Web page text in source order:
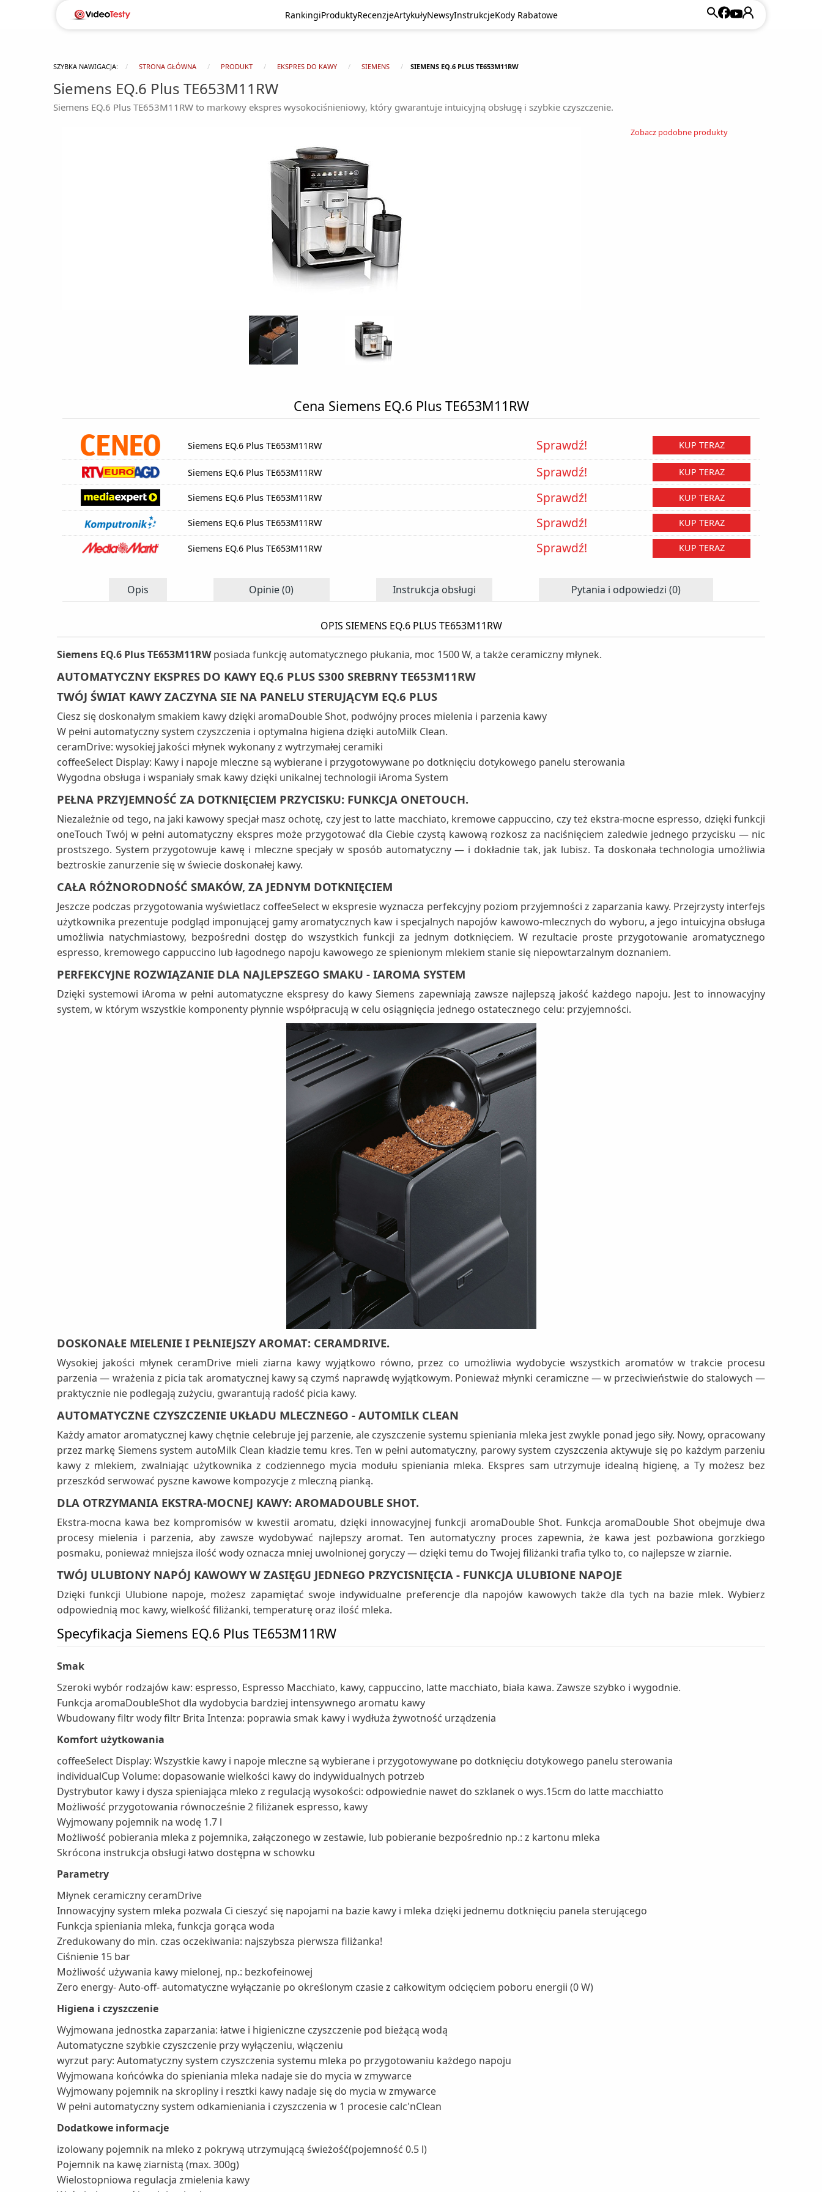
RankingiProduktyRecenzjeArtykułyNewsyInstrukcjeKody Rabatowe
SZYBKA NAWIGACJA: STRONA GŁÓWNA PRODUKT EKSPRES DO KAWY SIEMENS SIEMENS EQ.6 PLUS TE653M11RW
Siemens EQ.6 Plus TE653M11RW
Siemens EQ.6 Plus TE653M11RW to markowy ekspres wysokociśnieniowy, który gwarantuje intuicyjną obsługę i szybkie czyszczenie.
Zobacz podobne produkty
Cena Siemens EQ.6 Plus TE653M11RW
Siemens EQ.6 Plus TE653M11RW Sprawdź! KUP TERAZ
Siemens EQ.6 Plus TE653M11RW Sprawdź! KUP TERAZ
Siemens EQ.6 Plus TE653M11RW Sprawdź! KUP TERAZ
Siemens EQ.6 Plus TE653M11RW Sprawdź! KUP TERAZ
Siemens EQ.6 Plus TE653M11RW Sprawdź! KUP TERAZ
Opis Opinie (0) Instrukcja obsługi Pytania i odpowiedzi (0)
OPIS SIEMENS EQ.6 PLUS TE653M11RW
Siemens EQ.6 Plus TE653M11RWposiada funkcję automatycznego płukania, moc 1500 W, a także ceramiczny młynek.
AUTOMATYCZNY EKSPRES DO KAWY EQ.6 PLUS S300 SREBRNY TE653M11RW
TWÓJ ŚWIAT KAWY ZACZYNA SIE NA PANELU STERUJĄCYM EQ.6 PLUS
Ciesz się doskonałym smakiem kawy dzięki aromaDouble Shot, podwójny proces mielenia i parzenia kawy
W pełni automatyczny system czyszczenia i optymalna higiena dzięki autoMilk Clean.
ceramDrive: wysokiej jakości młynek wykonany z wytrzymałej ceramiki
coffeeSelect Display: Kawy i napoje mleczne są wybierane i przygotowywane po dotknięciu dotykowego panelu sterowania
Wygodna obsługa i wspaniały smak kawy dzięki unikalnej technologii iAroma System
PEŁNA PRZYJEMNOŚĆ ZA DOTKNIĘCIEM PRZYCISKU: FUNKCJA ONETOUCH.
Niezależnie od tego, na jaki kawowy specjał masz ochotę, czy jest to latte macchiato, kremowe cappuccino, czy też ekstra-mocne espresso, dzięki funkcji
oneTouch Twój w pełni automatyczny ekspres może przygotować dla Ciebie czystą kawową rozkosz za naciśnięciem zaledwie jednego przycisku — nic
prostszego. System przygotowuje kawę i mleczne specjały w sposób automatyczny — i dokładnie tak, jak lubisz. Ta doskonała technologia umożliwia
beztroskie zanurzenie się w świecie doskonałej kawy.
CAŁA RÓŻNORODNOŚĆ SMAKÓW, ZA JEDNYM DOTKNIĘCIEM
Jeszcze podczas przygotowania wyświetlacz coffeeSelect w ekspresie wyznacza perfekcyjny poziom przyjemności z zaparzania kawy. Przejrzysty interfejs
użytkownika prezentuje podgląd imponującej gamy aromatycznych kaw i specjalnych napojów kawowo-mlecznych do wyboru, a jego intuicyjna obsługa
umożliwia natychmiastowy, bezpośredni dostęp do wszystkich funkcji za jednym dotknięciem. W rezultacie proste przygotowanie aromatycznego
espresso, kremowego cappuccino lub łagodnego napoju kawowego ze spienionym mlekiem stanie się niepowtarzalnym doznaniem.
PERFEKCYJNE ROZWIĄZANIE DLA NAJLEPSZEGO SMAKU - IAROMA SYSTEM
Dzięki systemowi iAroma w pełni automatyczne ekspresy do kawy Siemens zapewniają zawsze najlepszą jakość każdego napoju. Jest to innowacyjny
system, w którym wszystkie komponenty płynnie współpracują w celu osiągnięcia jednego ostatecznego celu: przyjemności.
DOSKONAŁE MIELENIE I PEŁNIEJSZY AROMAT: CERAMDRIVE.
Wysokiej jakości młynek ceramDrive mieli ziarna kawy wyjątkowo równo, przez co umożliwia wydobycie wszystkich aromatów w trakcie procesu
parzenia — wrażenia z picia tak aromatycznej kawy są czymś naprawdę wyjątkowym. Ponieważ młynki ceramiczne — w przeciwieństwie do stalowych —
praktycznie nie podlegają zużyciu, gwarantują radość picia kawy.
AUTOMATYCZNE CZYSZCZENIE UKŁADU MLECZNEGO - AUTOMILK CLEAN
Każdy amator aromatycznej kawy chętnie celebruje jej parzenie, ale czyszczenie systemu spieniania mleka jest zwykle ponad jego siły. Nowy, opracowany
przez markę Siemens system autoMilk Clean kładzie temu kres. Ten w pełni automatyczny, parowy system czyszczenia aktywuje się po każdym parzeniu
kawy z mlekiem, zwalniając użytkownika z codziennego mycia modułu spieniania mleka. Ekspres sam utrzymuje idealną higienę, a Ty możesz bez
przeszkód serwować pyszne kawowe kompozycje z mleczną pianką.
DLA OTRZYMANIA EKSTRA-MOCNEJ KAWY: AROMADOUBLE SHOT.
Ekstra-mocna kawa bez kompromisów w kwestii aromatu, dzięki innowacyjnej funkcji aromaDouble Shot. Funkcja aromaDouble Shot obejmuje dwa
procesy mielenia i parzenia, aby zawsze wydobywać najlepszy aromat. Ten automatyczny proces zapewnia, że kawa jest pozbawiona gorzkiego
posmaku, ponieważ mniejsza ilość wody oznacza mniej uwolnionej goryczy — dzięki temu do Twojej filiżanki trafia tylko to, co najlepsze w ziarnie.
TWÓJ ULUBIONY NAPÓJ KAWOWY W ZASIĘGU JEDNEGO PRZYCISNIĘCIA - FUNKCJA ULUBIONE NAPOJE
Dzięki funkcji Ulubione napoje, możesz zapamiętać swoje indywidualne preferencje dla napojów kawowych także dla tych na bazie mlek. Wybierz
odpowiednią moc kawy, wielkość filiżanki, temperaturę oraz ilość mleka.
Specyfikacja Siemens EQ.6 Plus TE653M11RW
Smak
Szeroki wybór rodzajów kaw: espresso, Espresso Macchiato, kawy, cappuccino, latte macchiato, biała kawa. Zawsze szybko i wygodnie.
Funkcja aromaDoubleShot dla wydobycia bardziej intensywnego aromatu kawy
Wbudowany filtr wody filtr Brita Intenza: poprawia smak kawy i wydłuża żywotność urządzenia
Komfort użytkowania
coffeeSelect Display: Wszystkie kawy i napoje mleczne są wybierane i przygotowywane po dotknięciu dotykowego panelu sterowania
individualCup Volume: dopasowanie wielkości kawy do indywidualnych potrzeb
Dystrybutor kawy i dysza spieniająca mleko z regulacją wysokości: odpowiednie nawet do szklanek o wys.15cm do latte macchiatto
Możliwość przygotowania równocześnie 2 filiżanek espresso, kawy
Wyjmowany pojemnik na wodę 1.7 l
Możliwość pobierania mleka z pojemnika, załączonego w zestawie, lub pobieranie bezpośrednio np.: z kartonu mleka
Skrócona instrukcja obsługi łatwo dostępna w schowku
Parametry
Młynek ceramiczny ceramDrive
Innowacyjny system mleka pozwala Ci cieszyć się napojami na bazie kawy i mleka dzięki jednemu dotknięciu panela sterującego
Funkcja spieniania mleka, funkcja gorąca woda
Zredukowany do min. czas oczekiwania: najszybsza pierwsza filiżanka!
Ciśnienie 15 bar
Możliwość używania kawy mielonej, np.: bezkofeinowej
Zero energy- Auto-off- automatyczne wyłączanie po określonym czasie z całkowitym odcięciem poboru energii (0 W)
Higiena i czyszczenie
Wyjmowana jednostka zaparzania: łatwe i higieniczne czyszczenie pod bieżącą wodą
Automatyczne szybkie czyszczenie przy wyłączeniu, włączeniu
wyrzut pary: Automatyczny system czyszczenia systemu mleka po przygotowaniu każdego napoju
Wyjmowana końcówka do spieniania mleka nadaje sie do mycia w zmywarce
Wyjmowany pojemnik na skropliny i resztki kawy nadaje się do mycia w zmywarce
W pełni automatyczny system odkamieniania i czyszczenia w 1 procesie calc'nClean
Dodatkowe informacje
izolowany pojemnik na mleko z pokrywą utrzymującą świeżość(pojemność 0.5 l)
Pojemnik na kawę ziarnistą (max. 300g)
Wielostopniowa regulacja zmielenia kawy